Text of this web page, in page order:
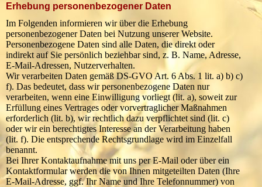
Erhebung personenbezogener Daten
Im Folgenden informieren wir über die Erhebung
personenbezogener Daten bei Nutzung unserer Website.
Personenbezogene Daten sind alle Daten, die direkt oder
indirekt auf Sie persönlich beziehbar sind, z. B. Name, Adresse,
E-Mail-Adressen, Nutzerverhalten.
Wir verarbeiten Daten gemäß DS-GVO Art. 6 Abs. 1 lit. a) b) c)
f). Das bedeutet, dass wir personenbezogene Daten nur
verarbeiten, wenn eine Einwilligung vorliegt (lit. a), soweit zur
Erfüllung eines Vertrages oder vorvertraglicher Maßnahmen
erforderlich (lit. b), wir rechtlich dazu verpflichtet sind (lit. c)
oder wir ein berechtigtes Interesse an der Verarbeitung haben
(lit. f). Die entsprechende Rechtsgrundlage wird im Einzelfall
benannt.
Bei Ihrer Kontaktaufnahme mit uns per E-Mail oder über ein
Kontaktformular werden die von Ihnen mitgeteilten Daten (Ihre
E-Mail-Adresse, ggf. Ihr Name und Ihre Telefonnummer) von